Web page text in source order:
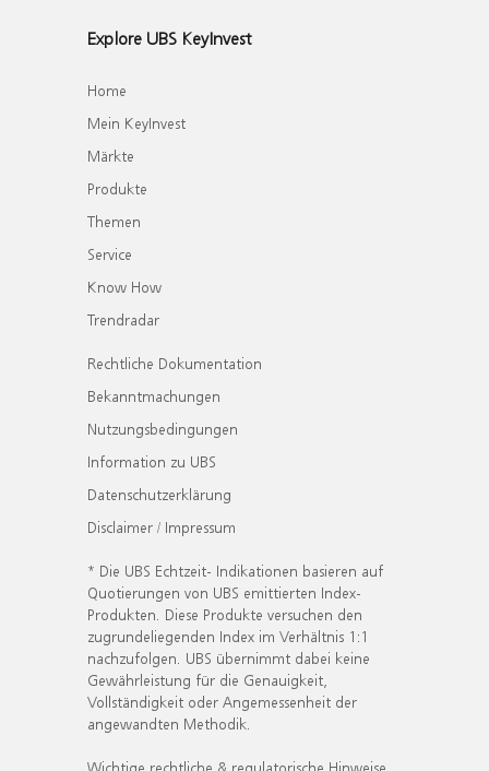
Explore UBS KeyInvest
Home
Mein KeyInvest
Märkte
Produkte
Themen
Service
Know How
Trendradar
Rechtliche Dokumentation
Bekanntmachungen
Nutzungsbedingungen
Information zu UBS
Datenschutzerklärung
Disclaimer / Impressum
* Die UBS Echtzeit- Indikationen basieren auf
Quotierungen von UBS emittierten Index-
Produkten. Diese Produkte versuchen den
zugrundeliegenden Index im Verhältnis 1:1
nachzufolgen. UBS übernimmt dabei keine
Gewährleistung für die Genauigkeit,
Vollständigkeit oder Angemessenheit der
angewandten Methodik.